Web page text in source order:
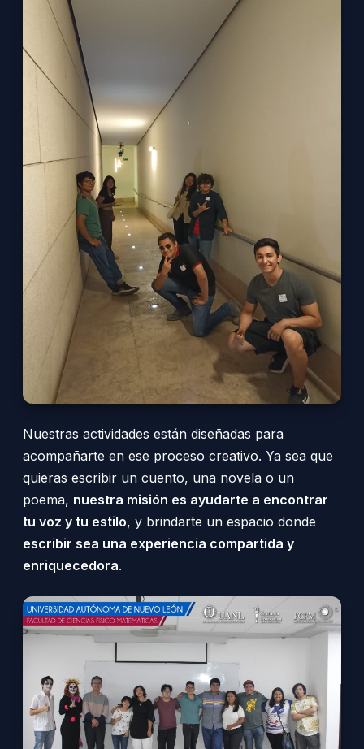
Nuestras actividades están diseñadas para
acompañarte en ese proceso creativo. Ya sea que
quieras escribir un cuento, una novela o un
poema, nuestra misión es ayudarte a encontrar
tu voz y tu estilo, y brindarte un espacio donde
escribir sea una experiencia compartida y
enriquecedora.